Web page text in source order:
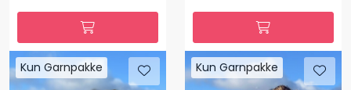
Kun Garnpakke Kun Garnpakke